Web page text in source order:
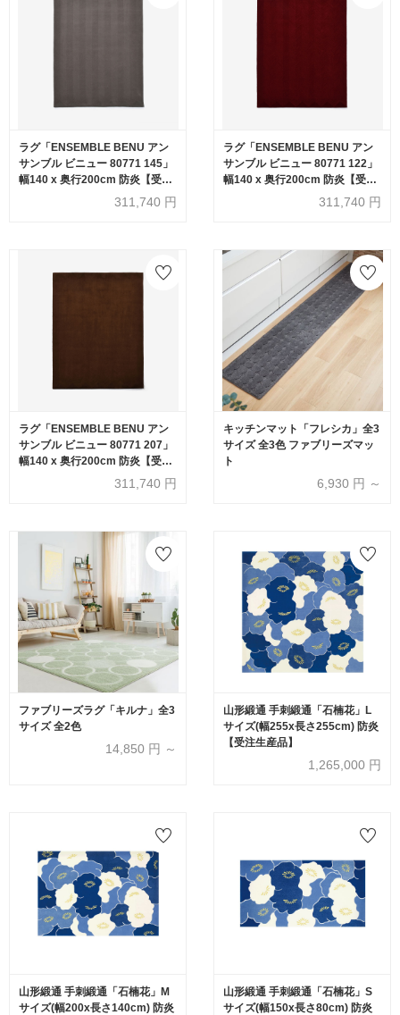
ラグ「ENSEMBLE BENU アン
サンブル ビニュー 80771 145」
幅140 x 奥行200cm 防炎【受注
生産品】FISCHBACHER
1819（フィッシュバッハ
311,740 円
ラグ「ENSEMBLE BENU アン
サンブル ビニュー 80771 122」
幅140 x 奥行200cm 防炎【受注
生産品】FISCHBACHER
1819（フィッシュバッハ
311,740 円
ラグ「ENSEMBLE BENU アン
サンブル ビニュー 80771 207」
幅140 x 奥行200cm 防炎【受注
生産品】FISCHBACHER
1819（フィッシュバッハ
311,740 円
キッチンマット「フレシカ」全3
サイズ 全3色 ファブリーズマッ
ト
6,930 円 ～
ファブリーズラグ「キルナ」全3
サイズ 全2色
14,850 円 ～
山形緞通 手刺緞通「石楠花」L
サイズ(幅255x長さ255cm) 防炎
【受注生産品】
1,265,000 円
山形緞通 手刺緞通「石楠花」M
サイズ(幅200x長さ140cm) 防炎
山形緞通 手刺緞通「石楠花」S
サイズ(幅150x長さ80cm) 防炎